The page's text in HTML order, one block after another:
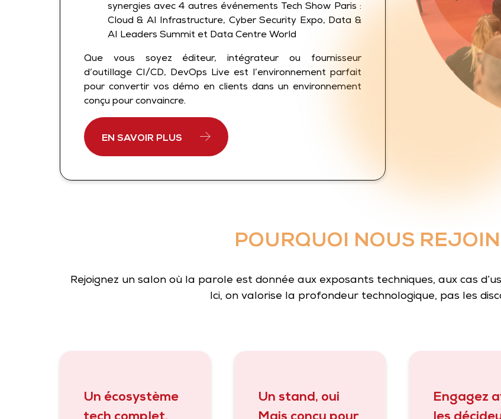
synergies avec 4 autres événements Tech Show Paris :
Cloud & AI Infrastructure, Cyber Security Expo, Data &
AI Leaders Summit et Data Centre World
Que vous soyez éditeur, intégrateur ou fournisseur
d’outillage CI/CD, DevOps Live est l’environnement parfait
pour convertir vos démo en clients dans un environnement
conçu pour convaincre.
EN SAVOIR PLUS
POURQUOI NOUS
Rejoignez un salon où la parole est donnée aux exposants techniques, aux cas
Ici, on valorise la profondeur technologique, pas les
Un écosystème
tech complet,
Un stand, oui
Mais conçu pour
Engagez
les